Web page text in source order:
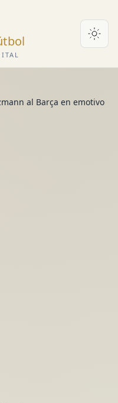
al Barça en emotivo